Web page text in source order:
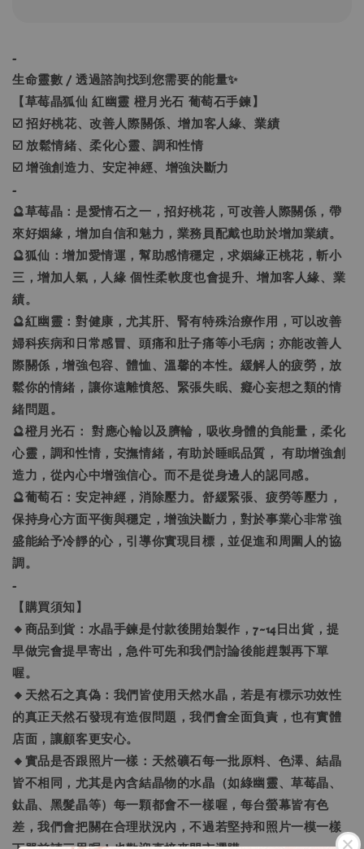
-
生命靈數 / 透過諮詢找到您需要的能量✨
【草莓晶狐仙 紅幽靈 橙月光石 葡萄石手鍊】
☑️ 招好桃花、改善人際關係、增加客人緣、業績
☑️ 放鬆情緒、柔化心靈、調和性情
☑️ 增強創造力、安定神經、增強決斷力
-
🔮草莓晶：是愛情石之一，招好桃花，可改善人際關係，帶
來好姻緣，增加自信和魅力，業務員配戴也助於增加業績。
🔮狐仙：增加愛情運，幫助感情穩定，求姻緣正桃花，斬小
三，增加人氣，人緣 個性柔軟度也會提升、增加客人緣、業
績。
🔮紅幽靈：對健康，尤其肝、腎有特殊治療作用，可以改善
婦科疾病和日常感冒、頭痛和肚子痛等小毛病；亦能改善人
際關係，增強包容、體恤、溫馨的本性。緩解人的疲勞，放
鬆你的情緒，讓你遠離憤怒、緊張失眠、癡心妄想之類的情
緒問題。
🔮橙月光石： 對應心輪以及臍輪，吸收身體的負能量，柔化
心靈，調和性情，安撫情緒，有助於睡眠品質， 有助增強創
造力，從內心中增強信心。而不是從身邊人的認同感。
🔮葡萄石：安定神經，消除壓力。舒緩緊張、疲勞等壓力，
保持身心方面平衡與穩定，增強決斷力，對於事業心非常強
盛能給予冷靜的心，引導你實現目標，並促進和周圍人的協
調。
-
【購買須知】
🔸商品到貨：水晶手鍊是付款後開始製作，7~14日出貨，提
早做完會提早寄出，急件可先和我們討論後能趕製再下單
喔。
🔸天然石之真偽：我們皆使用天然水晶，若是有標示功效性
的真正天然石發現有造假問題，我們會全面負責，也有實體
店面，讓顧客更安心。
🔸實品是否跟照片一樣：天然礦石每一批原料、色澤、結晶
皆不相同，尤其是內含結晶物的水晶（如綠幽靈、草莓晶、
鈦晶、黑髮晶等）每一顆都會不一樣喔，每台螢幕皆有色
差，我們會把關在合理狀況內，不過若堅持和照片一模一樣